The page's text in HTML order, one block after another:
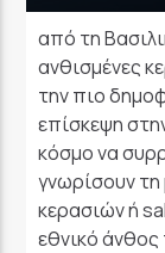
από τη
ανθισμένες
την πιο
επίσκεψη
κόσμο να
γνωρίσουν
κερασιών ή
εθνικό άνθος